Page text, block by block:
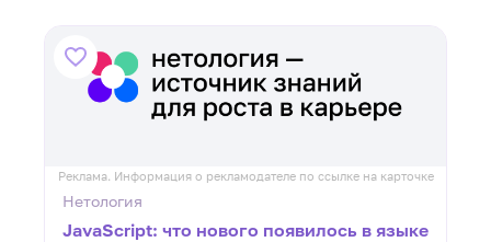
Реклама. Информация о рекламодателе по ссылке на карточке
Нетология
JavaScript: что нового появилось в языке